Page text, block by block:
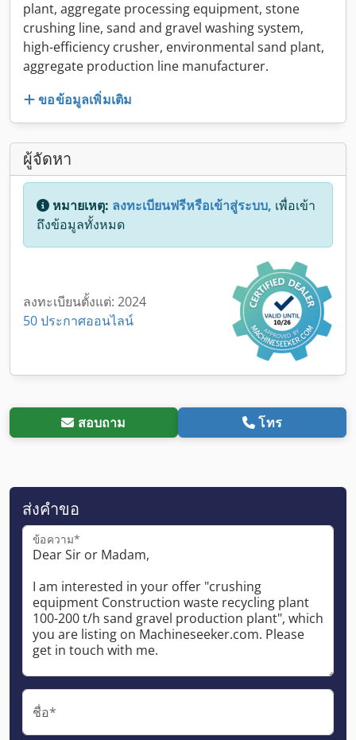
plant, aggregate processing equipment, stone
crushing line, sand and gravel washing system,
high-efficiency crusher, environmental sand plant,
aggregate production line manufacturer.
ขอข้อมูลเพิ่มเติม
ผู้จัดหา
หมายเหตุ: ลงทะเบียนฟรีหรือเข้าสู่ระบบ, เพื่อเข้า
ถึงข้อมูลทั้งหมด
ลงทะเบียนตั้งแต่: 2024
50 ประกาศออนไลน์
สอบถาม โทร
ส่งคำขอ
ข้อความ*
ชื่อ*